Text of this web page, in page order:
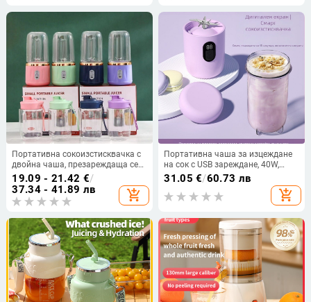
Портативна сокоизстисквачка с
двойна чаша, презареждаща се
чрез USB, 400 ml капацитет, пет
остриета
19.09 - 21.42 €/
37.34 - 41.89 лв
add_shopping_cart
Портативна чаша за изцеждане
на сок с USB зареждане, 40W,
обем 401–600 ml, 5+ ножове,
вградена батерия, IMD корпус,
вътрешен съд от AS
31.05 €/60.73 лв
add_shopping_cart